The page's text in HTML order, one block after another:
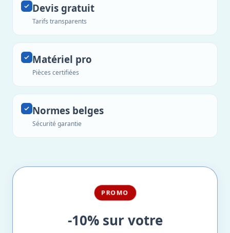
Devis gratuit
Tarifs transparents
Matériel pro
Pièces certifiées
Normes belges
Sécurité garantie
PROMO
-10% sur votre